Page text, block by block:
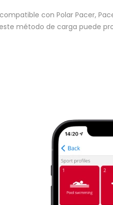
con Polar Pacer,
método de carga puede